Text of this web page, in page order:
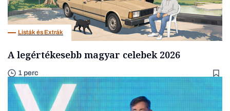
Listák és Extrák
A legértékesebb magyar celebek 2026
1 perc